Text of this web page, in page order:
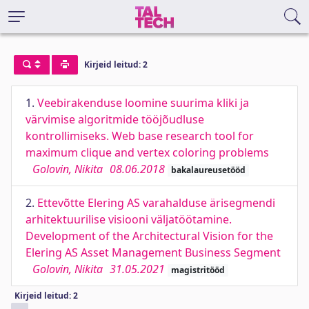
Kirjeid leitud: 2
1. Veebirakenduse loomine suurima kliki ja
värvimise algoritmide tööjõudluse
kontrollimiseks. Web base research tool for
maximum clique and vertex coloring problems
Golovin, Nikita 08.06.2018 bakalaureusetööd
2. Ettevõtte Elering AS varahalduse ärisegmendi
arhitektuurilise visiooni väljatöötamine.
Development of the Architectural Vision for the
Elering AS Asset Management Business Segment
Golovin, Nikita 31.05.2021 magistritööd
Kirjeid leitud: 2